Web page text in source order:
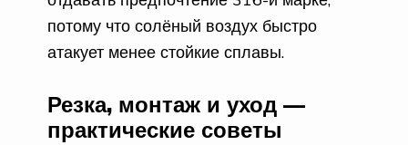
потому что солёный воздух быстро
атакует менее стойкие сплавы.
Резка, монтаж и уход —
практические советы